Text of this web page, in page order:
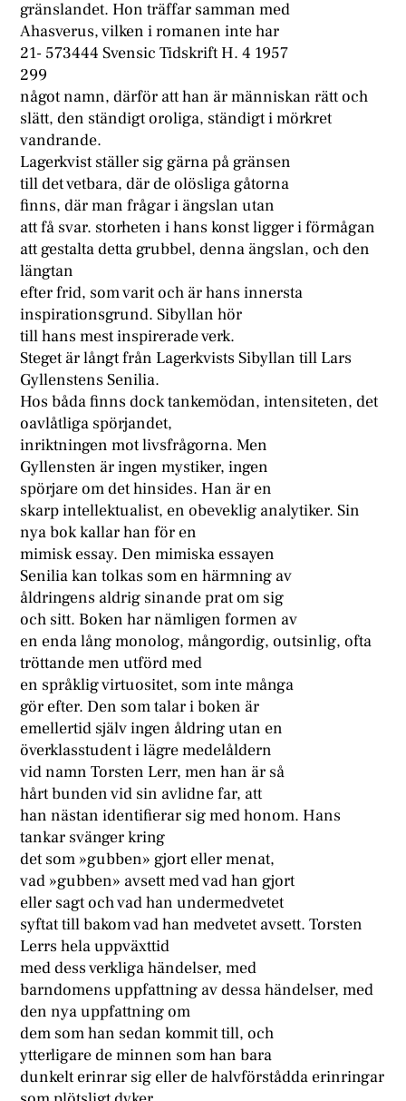
gränslandet. Hon träffar samman med
Ahasverus, vilken i romanen inte har
21- 573444 Svensic Tidskrift H. 4 1957
299
något namn, därför att han är människan rätt och
slätt, den ständigt oroliga, ständigt i mörkret
vandrande.
Lagerkvist ställer sig gärna på gränsen
till det vetbara, där de olösliga gåtorna
finns, där man frågar i ängslan utan
att få svar. storheten i hans konst ligger i förmågan
att gestalta detta grubbel, denna ängslan, och den
längtan
efter frid, som varit och är hans innersta
inspirationsgrund. Sibyllan hör
till hans mest inspirerade verk.
Steget är långt från Lagerkvists Sibyllan till Lars
Gyllenstens Senilia.
Hos båda finns dock tankemödan, intensiteten, det
oavlåtliga spörjandet,
inriktningen mot livsfrågorna. Men
Gyllensten är ingen mystiker, ingen
spörjare om det hinsides. Han är en
skarp intellektualist, en obeveklig analytiker. Sin
nya bok kallar han för en
mimisk essay. Den mimiska essayen
Senilia kan tolkas som en härmning av
åldringens aldrig sinande prat om sig
och sitt. Boken har nämligen formen av
en enda lång monolog, mångordig, outsinlig, ofta
tröttande men utförd med
en språklig virtuositet, som inte många
gör efter. Den som talar i boken är
emellertid själv ingen åldring utan en
överklasstudent i lägre medelåldern
vid namn Torsten Lerr, men han är så
hårt bunden vid sin avlidne far, att
han nästan identifierar sig med honom. Hans
tankar svänger kring
det som »gubben» gjort eller menat,
vad »gubben» avsett med vad han gjort
eller sagt och vad han undermedvetet
syftat till bakom vad han medvetet avsett. Torsten
Lerrs hela uppväxttid
med dess verkliga händelser, med
barndomens uppfattning av dessa händelser, med
den nya uppfattning om
dem som han sedan kommit till, och
ytterligare de minnen som han bara
dunkelt erinrar sig eller de halvförstådda erinringar